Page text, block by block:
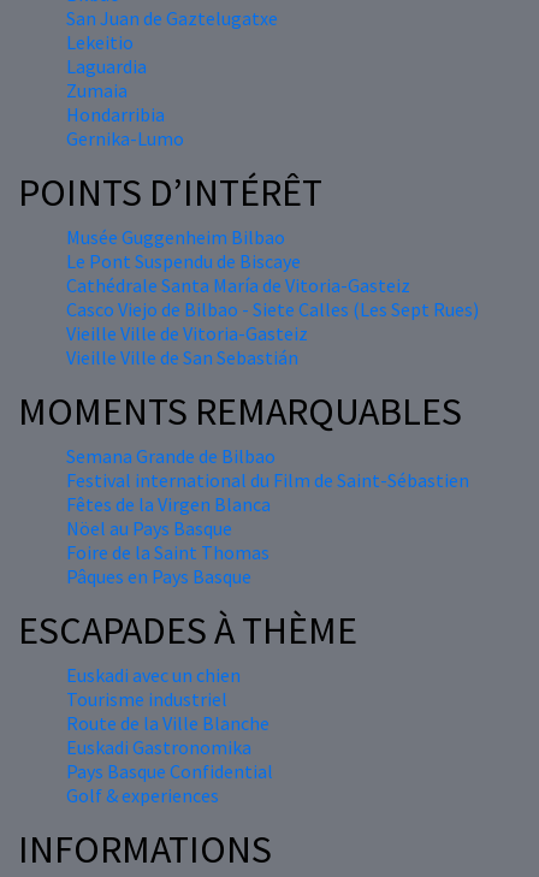
San Juan de Gaztelugatxe
Lekeitio
Laguardia
Zumaia
Hondarribia
Gernika-Lumo
POINTS D’INTÉRÊT
Musée Guggenheim Bilbao
Le Pont Suspendu de Biscaye
Cathédrale Santa María de Vitoria-Gasteiz
Casco Viejo de Bilbao - Siete Calles (Les Sept Rues)
Vieille Ville de Vitoria-Gasteiz
Vieille Ville de San Sebastián
MOMENTS REMARQUABLES
Semana Grande de Bilbao
Festival international du Film de Saint-Sébastien
Fêtes de la Virgen Blanca
Nöel au Pays Basque
Foire de la Saint Thomas
Pâques en Pays Basque
ESCAPADES À THÈME
Euskadi avec un chien
Tourisme industriel
Route de la Ville Blanche
Euskadi Gastronomika
Pays Basque Confidential
Golf & experiences
INFORMATIONS